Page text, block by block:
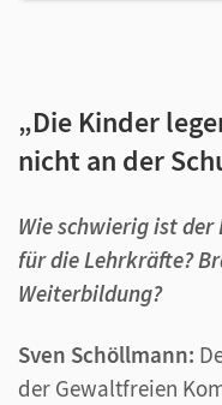
„Die Kinder
nicht an der
Wie schwierig ist
für die Lehrkräfte?
Weiterbildung?
Sven Schöllmann:
der Gewaltfreien